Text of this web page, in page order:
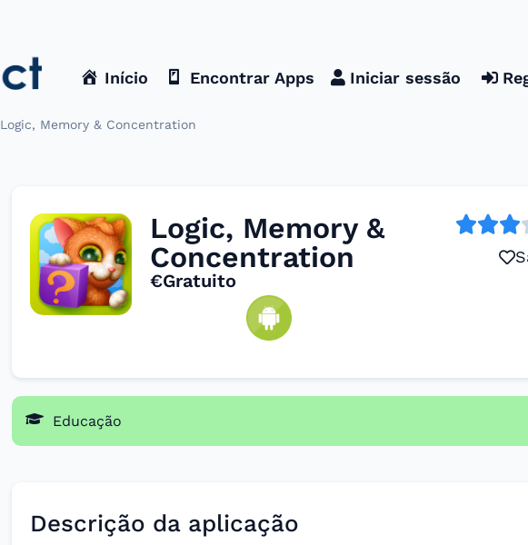
Início Encontrar Apps Iniciar sessão
Logic, Memory & Concentration
Logic, Memory &
Concentration
€Gratuito
Educação
Descrição da aplicação